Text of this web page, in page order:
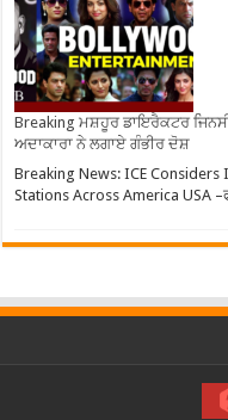
Breaking ਮਸ਼ਹੂਰ ਡਾਇਰੈਕਟਰ
ਅਦਾਕਾਰਾ ਨੇ ਲਗਾਏ ਗੰਭੀਰ ਦੋਸ਼
Breaking News: ICE
Stations Across America USA